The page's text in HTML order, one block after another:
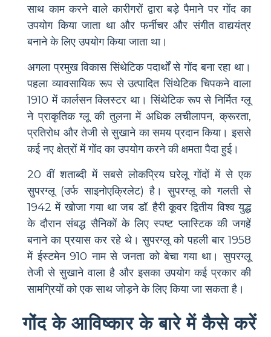
साथ काम करने वाले कारीगरों द्वारा बड़े पैमाने पर गोंद का
उपयोग किया जाता था और फर्नीचर और संगीत वाद्ययंत्र
बनाने के लिए उपयोग किया जाता था।
अगला प्रमुख विकास सिंथेटिक पदार्थों से गोंद बना रहा था।
पहला व्यावसायिक रूप से उत्पादित सिंथेटिक चिपकने वाला
1910 में कार्लसन क्लिस्टर था। सिंथेटिक रूप से निर्मित ग्लू
ने प्राकृतिक ग्लू की तुलना में अधिक लचीलापन, क्रूरता,
प्रतिरोध और तेजी से सुखाने का समय प्रदान किया। इससे
कई नए क्षेत्रों में गोंद का उपयोग करने की क्षमता पैदा हुई।
20 वीं शताब्दी में सबसे लोकप्रिय घरेलू गोंदों में से एक
सुपरग्लू (उर्फ साइनोएक्रिलेट) है। सुपरग्लू को गलती से
1942 में खोजा गया था जब डॉ. हैरी कूवर द्वितीय विश्व युद्ध
के दौरान संबद्ध सैनिकों के लिए स्पष्ट प्लास्टिक की जगहें
बनाने का प्रयास कर रहे थे। सुपरग्लू को पहली बार 1958
में ईस्टमेन 910 नाम से जनता को बेचा गया था। सुपरग्लू
तेजी से सुखाने वाला है और इसका उपयोग कई प्रकार की
सामग्रियों को एक साथ जोड़ने के लिए किया जा सकता है।
गोंद के आविष्कार के बारे में कैसे करें